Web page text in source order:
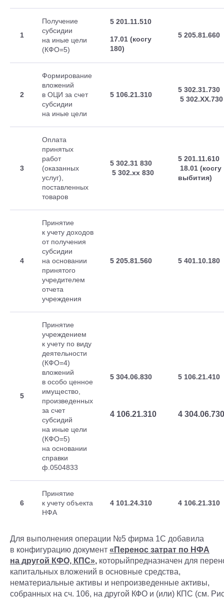
1
Получение
субсидии
на иные цели
(КФО=5)
5 201.11.510
17.01 (косгу
180)
5 205.81.660
2
Формирование
вложений
в ОЦИ за счет
субсидии
на иные цели
5 106.21.310
5 302.31.730
5 302.ХХ.730
3
Оплата
принятых
работ
(оказанных
услуг),
поставленных
товаров
5 302.31 830
5 302.хх 830
5 201.11.610
18.01 (косгу
выбития)
4
Принятие
к учету доходов
от получения
субсидии
на основании
принятого
учредителем
отчета
учреждения
5 205.81.560 5 401.10.180
5
Принятие
учреждением
к учету по виду
деятельности
(КФО=4)
вложений
в особо ценное
имущество,
произведенных
за счет
субсидий
на иные цели
(КФО=5)
на основании
справки
ф.0504833
5 304.06.830
4 106.21.310
5 106.21.410
4 304.06.730
6
Принятие
к учету объекта
НФА
4 101.24.310 4 106.21.310
Для выполнения операции №5 фирма 1С добавила
в конфигурацию документ «Перенос затрат по НФА
на другой КФО, КПС», которыйпредназначен для
капитальных вложений в основные средства,
нематериальные активы и непроизведенные активы,
собранных на сч. 106, на другой КФО и (или) КПС (см.